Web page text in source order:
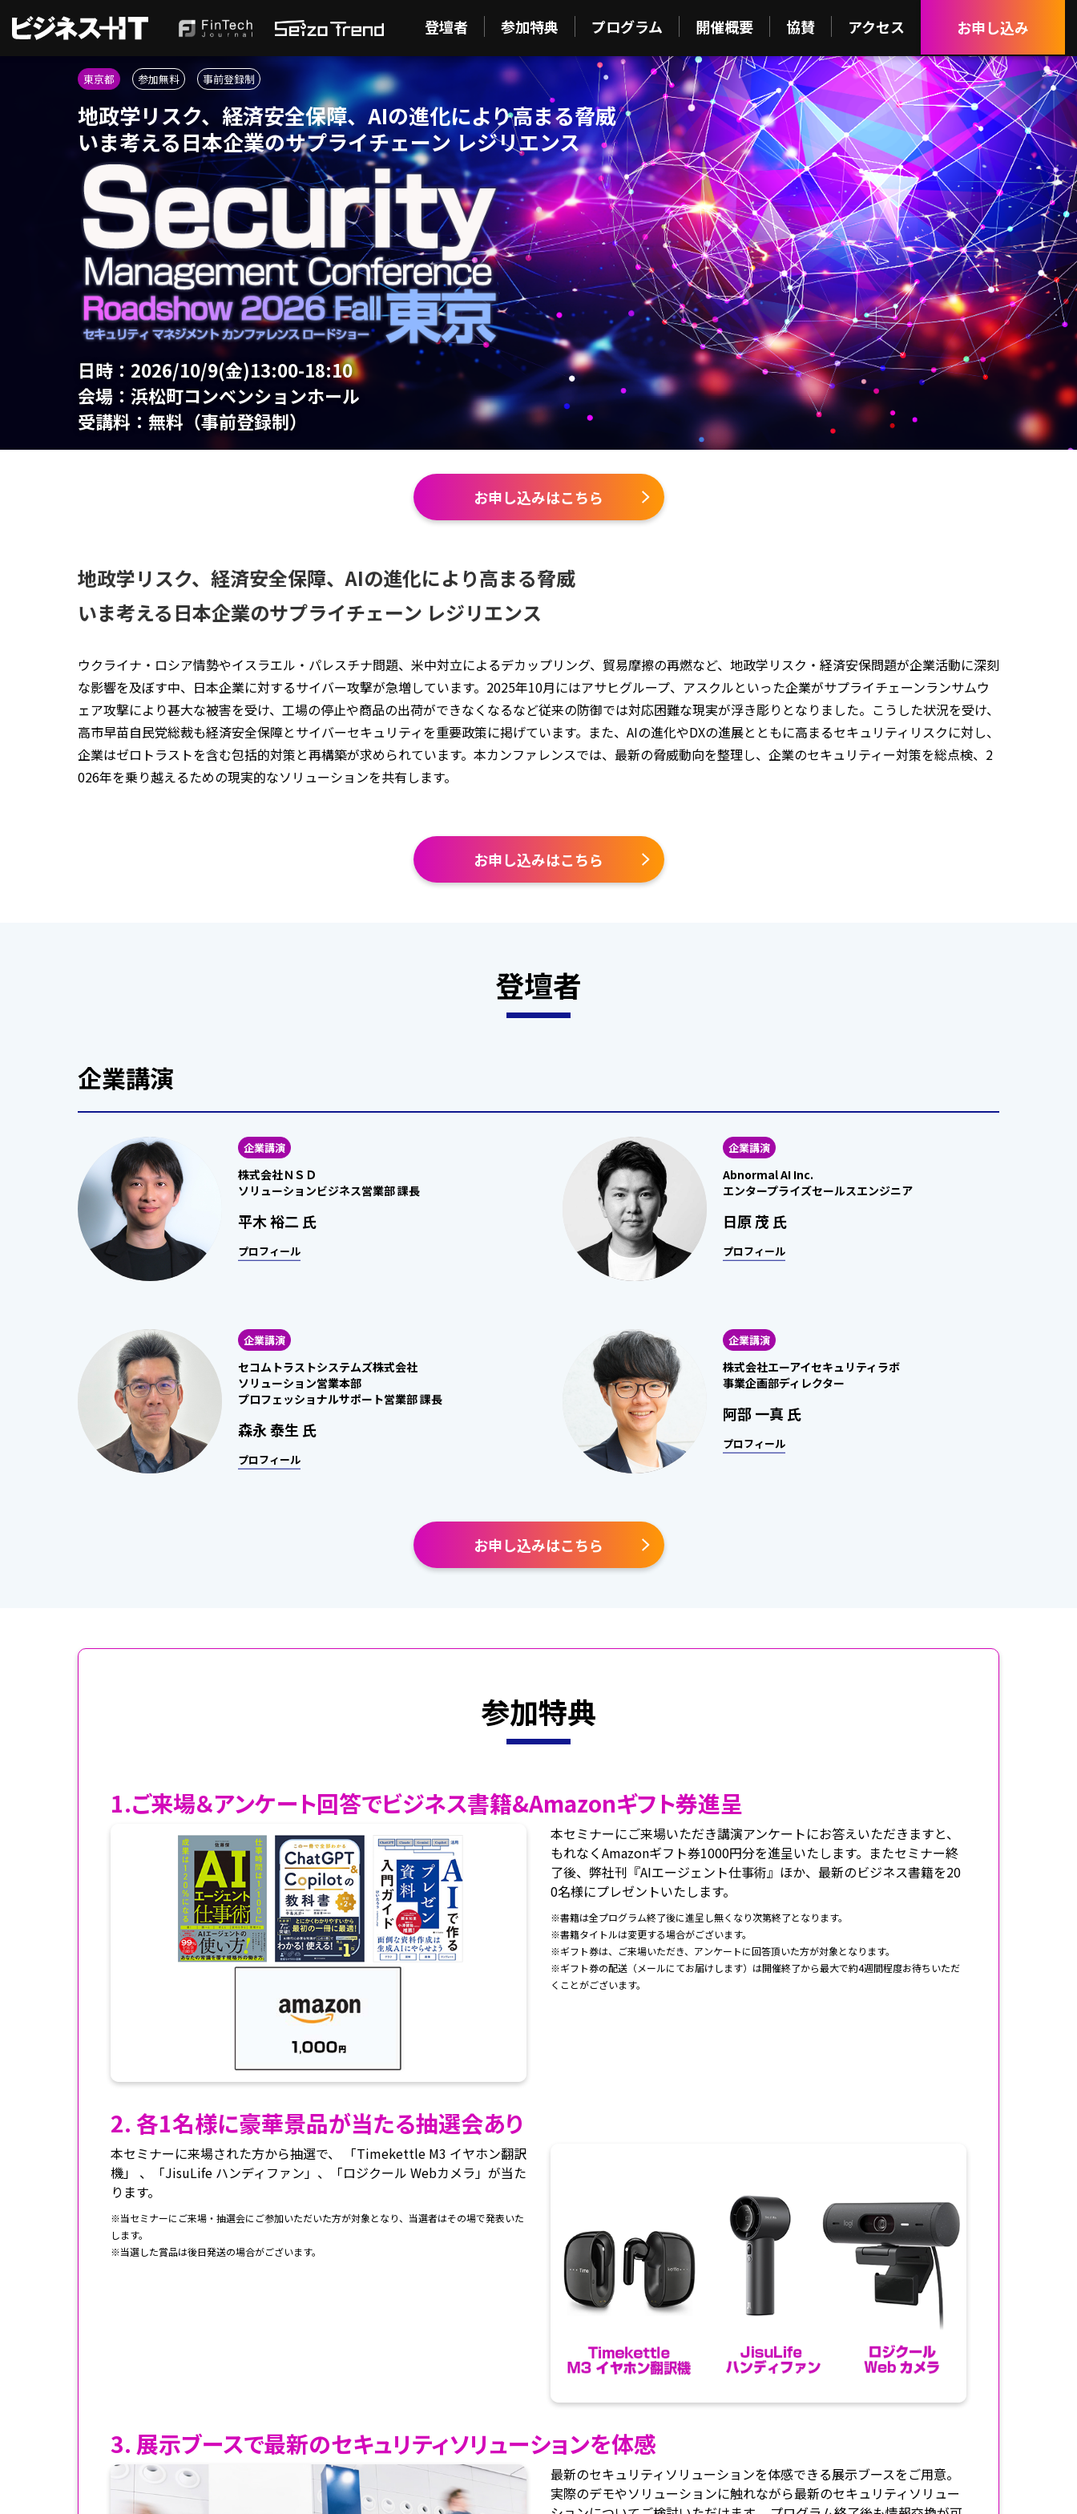
登壇者 参加特典 プログラム 開催概要 協賛 アクセス お申し込み
東京都 参加無料 事前登録制
地政学リスク、経済安全保障、AIの進化により高まる脅威
いま考える日本企業のサプライチェーン レジリエンス
日時： 2026/10/9(金)13:00-18:10
会場： 浜松町コンベンションホール
受講料： 無料（事前登録制）
お申し込みはこちら
地政学リスク、経済安全保障、AIの進化により高まる脅威
いま考える日本企業のサプライチェーン レジリエンス
ウクライナ・ロシア情勢やイスラエル・パレスチナ問題、米中対立によるデカップリング、貿易摩擦の再燃など、地政学リスク・経済安保問題が企業活動に深刻
な影響を及ぼす中、日本企業に対するサイバー攻撃が急増しています。2025年10月にはアサヒグループ、アスクルといった企業がサプライチェーンランサムウ
ェア攻撃により甚大な被害を受け、工場の停止や商品の出荷ができなくなるなど従来の防御では対応困難な現実が浮き彫りとなりました。こうした状況を受け、
高市早苗自民党総裁も経済安全保障とサイバーセキュリティを重要政策に掲げています。また、AIの進化やDXの進展とともに高まるセキュリティリスクに対し、
企業はゼロトラストを含む包括的対策と再構築が求められています。本カンファレンスでは、最新の脅威動向を整理し、企業のセキュリティー対策を総点検、2
026年を乗り越えるための現実的なソリューションを共有します。
お申し込みはこちら
登壇者
企業講演
企業講演
株式会社ＮＳＤ
ソリューションビジネス営業部 課長
平木 裕二 氏
プロフィール
企業講演
Abnormal AI Inc.
エンタープライズセールスエンジニア
日原 茂 氏
プロフィール
企業講演
セコムトラストシステムズ株式会社
ソリューション営業本部
プロフェッショナルサポート営業部 課長
森永 泰生 氏
プロフィール
企業講演
株式会社エーアイセキュリティラボ
事業企画部ディレクター
阿部 一真 氏
プロフィール
お申し込みはこちら
参加特典
1.ご来場＆アンケート回答でビジネス書籍&Amazonギフト券進呈
本セミナーにご来場いただき講演アンケートにお答えいただきますと、
もれなくAmazonギフト券1000円分を進呈いたします。またセミナー終
了後、弊社刊『AIエージェント仕事術』ほか、最新のビジネス書籍を20
0名様にプレゼントいたします。
※書籍は全プログラム終了後に進呈し無くなり次第終了となります。
※書籍タイトルは変更する場合がございます。
※ギフト券は、ご来場いただき、アンケートに回答頂いた方が対象となります。
※ギフト券の配送（メールにてお届けします）は開催終了から最大で約4週間程度お待ちいただ
くことがございます。
2. 各1名様に豪華景品が当たる抽選会あり
本セミナーに来場された方から抽選で、 「Timekettle M3 イヤホン翻訳
機」 、「JisuLife ハンディファン」、「ロジクール Webカメラ」が当た
ります。
※当セミナーにご来場・抽選会にご参加いただいた方が対象となり、当選者はその場で発表いた
します。
※当選した賞品は後日発送の場合がございます。
3. 展示ブースで最新のセキュリティソリューションを体感
最新のセキュリティソリューションを体感できる展示ブースをご用意。
実際のデモやソリューションに触れながら最新のセキュリティソリュー